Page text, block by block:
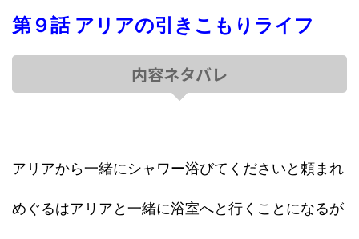
第９話 アリアの引きこもりライフ
内容ネタバレ
アリアから一緒にシャワー浴びてくださいと頼まれ
めぐるはアリアと一緒に浴室へと行くことになるが